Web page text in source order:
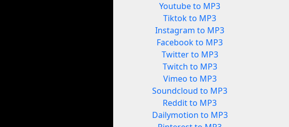
Youtube to MP3
Tiktok to MP3
Instagram to MP3
Facebook to MP3
Twitter to MP3
Twitch to MP3
Vimeo to MP3
Soundcloud to MP3
Reddit to MP3
Dailymotion to MP3